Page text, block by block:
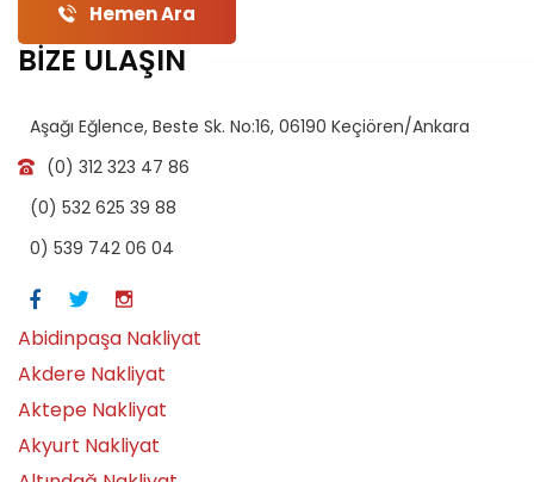
Hemen Ara
BİZE ULAŞIN
Aşağı Eğlence, Beste Sk. No:16, 06190 Keçiören/Ankara
(0) 312 323 47 86
(0) 532 625 39 88
0) 539 742 06 04
Abidinpaşa Nakliyat
Akdere Nakliyat
Aktepe Nakliyat
Akyurt Nakliyat